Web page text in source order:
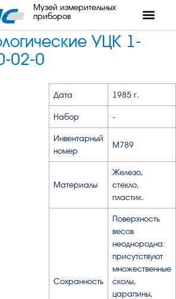
Музей измерительных
приборов
УЦК 1-
02-0
Дата 1985 г.
Набор -
Инвентарный
номер
М789
Материалы
Железо,
стекло,
пластик.
Сохранность
Поверхность
весов
неоднородна:
присутствуют
множественные
сколы,
царапины,